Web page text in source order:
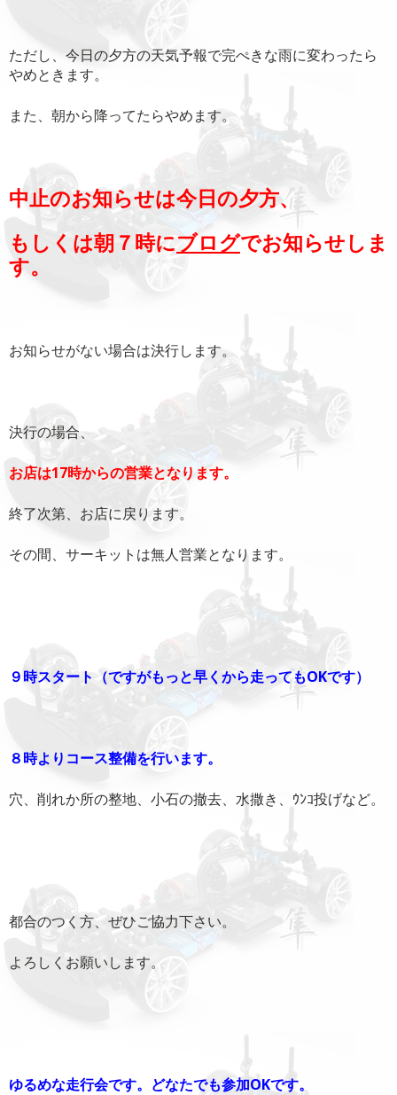
ただし、今日の夕方の天気予報で完ぺきな雨に変わったら
やめときます。
また、朝から降ってたらやめます。
中止のお知らせは今日の夕方、
もしくは朝７時にブログでお知らせしま
す。
お知らせがない場合は決行します。
決行の場合、
お店は17時からの営業となります。
終了次第、お店に戻ります。
その間、サーキットは無人営業となります。
９時スタート（ですがもっと早くから走ってもOKです）
８時よりコース整備を行います。
穴、削れか所の整地、小石の撤去、水撒き、ｳﾝｺ投げなど。
都合のつく方、ぜひご協力下さい。
よろしくお願いします。
ゆるめな走行会です。どなたでも参加OKです。